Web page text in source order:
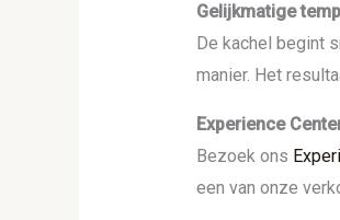
Gelijkmatige
De kachel begint
manier. Het
Experience
Bezoek ons
een van onze